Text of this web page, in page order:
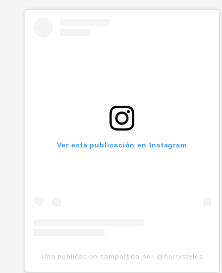
Ver esta publicación en Instagram
Una publicación compartida por @harrystyles